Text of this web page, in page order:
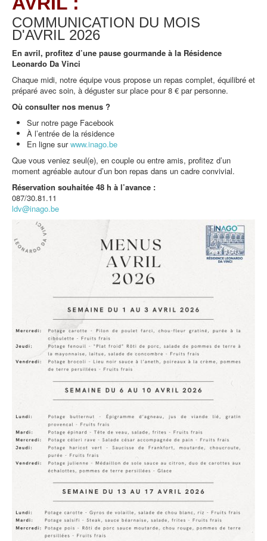
COMMUNICATION DU MOIS
D'AVRIL 2026
En avril, profitez d’une pause gourmande à la Résidence
Leonardo Da Vinci
Chaque midi, notre équipe vous propose un repas complet, équilibré et
préparé avec soin, à déguster sur place pour 8 € par personne.
Où consulter nos menus ?
Sur notre page Facebook
À l’entrée de la résidence
En ligne surwww.inago.be
Que vous veniez seul(e), en couple ou entre amis, profitez d’un
moment agréable autour d’un bon repas dans un cadre convivial.
Réservation souhaitée 48 h à l’avance :
087/30.81.11
ldv@inago.be